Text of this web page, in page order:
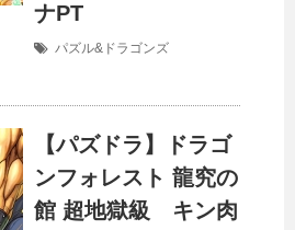
ナPT
パズル&ドラゴンズ
【パズドラ】ドラゴ
ンフォレスト 龍究の
館 超地獄級 キン肉